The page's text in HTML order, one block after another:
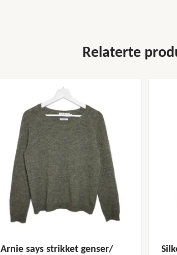
Relaterte
Arnie says strikket genser/